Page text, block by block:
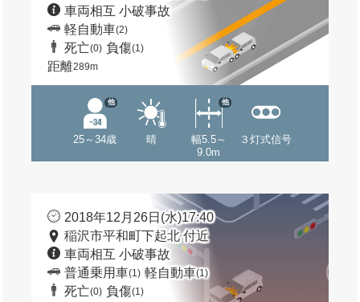
車両相互 小破事故
軽自動車(2)
死亡(0) 負傷(1)
距離289m
25～34歳
他
晴
幅5.5～
9.0m
他
３灯式信号
2018年12月26日(水)17:40
稲沢市平和町下起北 付近
車両相互 小破事故
普通乗用車(1) 軽自動車(1)
死亡(0) 負傷(1)